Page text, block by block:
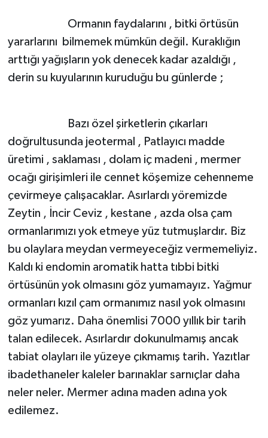
Ormanın faydalarını , bitki örtüsün
yararlarını bilmemek mümkün değil. Kuraklığın
arttığı yağışların yok denecek kadar azaldığı ,
derin su kuyularının kuruduğu bu günlerde ;
Bazı özel şirketlerin çıkarları
doğrultusunda jeotermal , Patlayıcı madde
üretimi , saklaması , dolam iç madeni , mermer
ocağı girişimleri ile cennet köşemize cehenneme
çevirmeye çalışacaklar. Asırlardı yöremizde
Zeytin , İncir Ceviz , kestane , azda olsa çam
ormanlarımızı yok etmeye yüz tutmuşlardır. Biz
bu olaylara meydan vermeyeceğiz vermemeliyiz.
Kaldı ki endomin aromatik hatta tıbbi bitki
örtüsünün yok olmasını göz yumamayız. Yağmur
ormanları kızıl çam ormanımız nasıl yok olmasını
göz yumarız. Daha önemlisi 7000 yıllık bir tarih
talan edilecek. Asırlardır dokunulmamış ancak
tabiat olayları ile yüzeye çıkmamış tarih. Yazıtlar
ibadethaneler kaleler barınaklar sarnıçlar daha
neler neler. Mermer adına maden adına yok
edilemez.